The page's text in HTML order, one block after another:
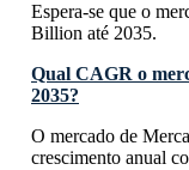
Espera-se que o
Billion até 2035.
Qual CAGR o
2035?
O mercado de
crescimento anual